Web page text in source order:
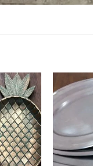
Add to
wishlist